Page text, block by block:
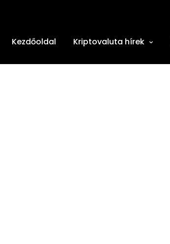
Kezdőoldal Kriptovaluta hírek